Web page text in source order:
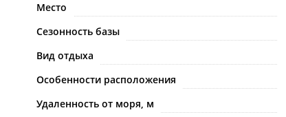
Место
Сезонность базы
Вид отдыха
Особенности расположения
Удаленность от моря, м